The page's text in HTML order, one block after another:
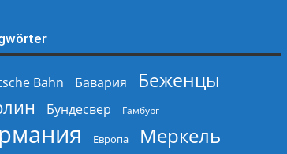
Bahn Бавария
Беженцы
Бундесвер Гамбург
Европа Меркель